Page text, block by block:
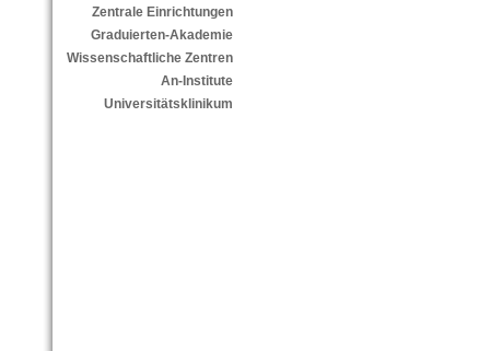
Zentrale Einrichtungen
Graduierten-Akademie
Wissenschaftliche Zentren
An-Institute
Universitätsklinikum